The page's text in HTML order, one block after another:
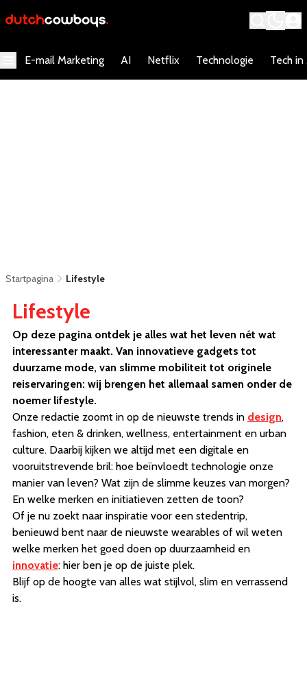
E-mail Marketing AI Netflix Technologie Tech in
Startpagina Lifestyle
Lifestyle
Op deze pagina ontdek je alles wat het leven nét wat
interessanter maakt. Van innovatieve gadgets tot
duurzame mode, van slimme mobiliteit tot originele
reiservaringen: wij brengen het allemaal samen onder de
noemer lifestyle.
Onze redactie zoomt in op de nieuwste trends in design,
fashion, eten & drinken, wellness, entertainment en urban
culture. Daarbij kijken we altijd met een digitale en
vooruitstrevende bril: hoe beïnvloedt technologie onze
manier van leven? Wat zijn de slimme keuzes van morgen?
En welke merken en initiatieven zetten de toon?
Of je nu zoekt naar inspiratie voor een stedentrip,
benieuwd bent naar de nieuwste wearables of wil weten
welke merken het goed doen op duurzaamheid en
innovatie: hier ben je op de juiste plek.
Blijf op de hoogte van alles wat stijlvol, slim en verrassend
is.